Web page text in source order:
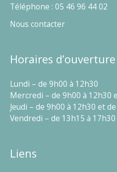
Téléphone : 05 46 96 44 02
Nous contacter
Horaires
Lundi – de 9h00 à 12h30
Mercredi – de 9h00 à 12h30
Jeudi – de 9h00 à 12h30 et
Vendredi – de 13h15 à 17h30
Liens